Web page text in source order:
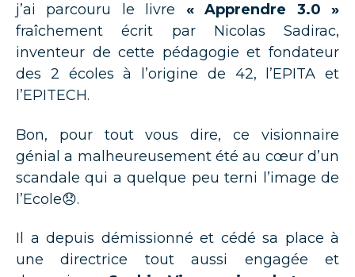
j’ai parcouru le livre « Apprendre 3.0 »
fraîchement écrit par Nicolas Sadirac,
inventeur de cette pédagogie et fondateur
des 2 écoles à l’origine de 42, l’EPITA et
l’EPITECH.
Bon, pour tout vous dire, ce visionnaire
génial a malheureusement été au cœur d’un
scandale qui a quelque peu terni l’image de
l’Ecole😞.
Il a depuis démissionné et cédé sa place à
une directrice tout aussi engagée et